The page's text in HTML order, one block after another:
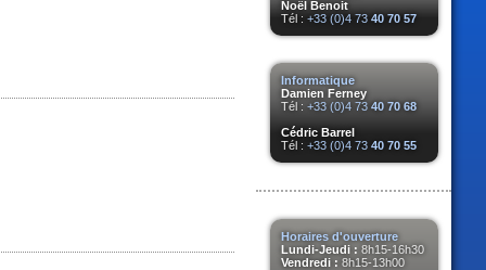
Noël Benoit
Tél : +33 (0)4 73 40 70 57
Informatique
Damien Ferney
Tél : +33 (0)4 73 40 70 68
Cédric Barrel
Tél : +33 (0)4 73 40 70 55
Horaires d'ouverture
Lundi-Jeudi : 8h15-16h30
Vendredi : 8h15-13h00